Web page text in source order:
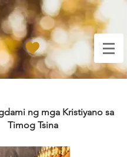
ng mga Kristiyano sa
Timog Tsina